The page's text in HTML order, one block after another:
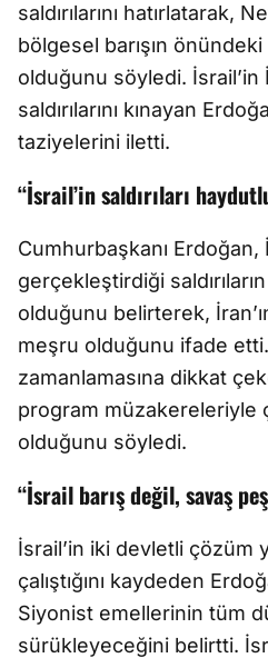
saldırılarını hatırlatarak,
bölgesel barışın
olduğunu söyledi. İsrail’in
saldırılarını kınayan
taziyelerini iletti.
“İsrail’in saldırıları
Cumhurbaşkanı Erdoğan,
gerçekleştirdiği
olduğunu belirterek,
meşru olduğunu ifade etti.
zamanlamasına dikkat
program müzakereleriyle
olduğunu söyledi.
“İsrail barış değil, savaş
İsrail’in iki devletli çözüm
çalıştığını kaydeden
Siyonist emellerinin tüm
sürükleyeceğini belirtti.